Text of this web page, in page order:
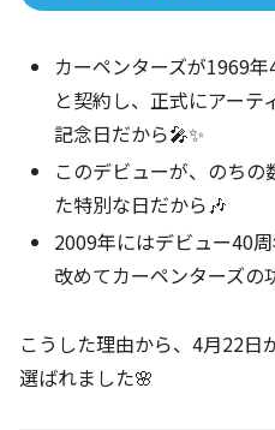
カーペンターズが1969
と契約し、正式にアー
記念日だから🎤✨
このデビューが、のち
た特別な日だから🎶
2009年にはデビュー40
改めてカーペンターズの
こうした理由から、4月22日
選ばれました🌸